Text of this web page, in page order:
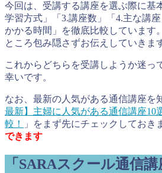
今回は、受講する講座を選ぶ際に基
学習方式」「3.講座数」「4.主な講
かかる時間」を徹底比較しています
ところ包み隠さずお伝えしていきま
これからどちらを受講しようか迷っ
幸いです。
なお、最新の人気がある通信講座を
最新】主婦に人気がある通信講座10
較！
」をまず先にチェックしておき
できます
「SARAスクール通信